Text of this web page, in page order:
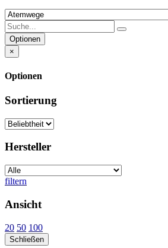
Optionen
×
Optionen
Sortierung
Hersteller
filtern
Ansicht
20 50 100
Schließen